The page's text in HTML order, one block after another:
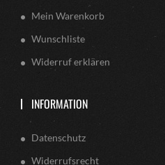
Mein Warenkorb
Wunschliste
Widerruf erklären
INFORMATION
Datenschutz
Widerrufsrecht